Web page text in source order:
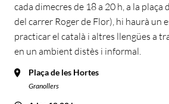
cada dimecres de 18 a 20 h, a la plaça
del carrer Roger de Flor), hi haurà un
practicar el català i altres llengües a
en un ambient distès i informal.
Plaça de les Hortes
Granollers